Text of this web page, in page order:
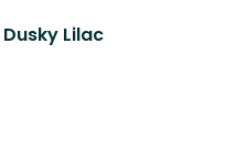
Lilac